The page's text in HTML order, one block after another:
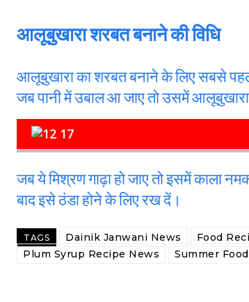
आलूबुखारा शरबत बनाने की विधि
आलूबुखारा का शरबत बनाने के लिए सबसे
जब पानी में उबाल आ जाए तो उसमें
जब ये मिश्रण गाढ़ा हो जाए तो इसमें काला
बाद इसे ठंडा होने के लिए रख दें।
TAGS Dainik Janwani News Food
Plum Syrup Recipe News
Summer